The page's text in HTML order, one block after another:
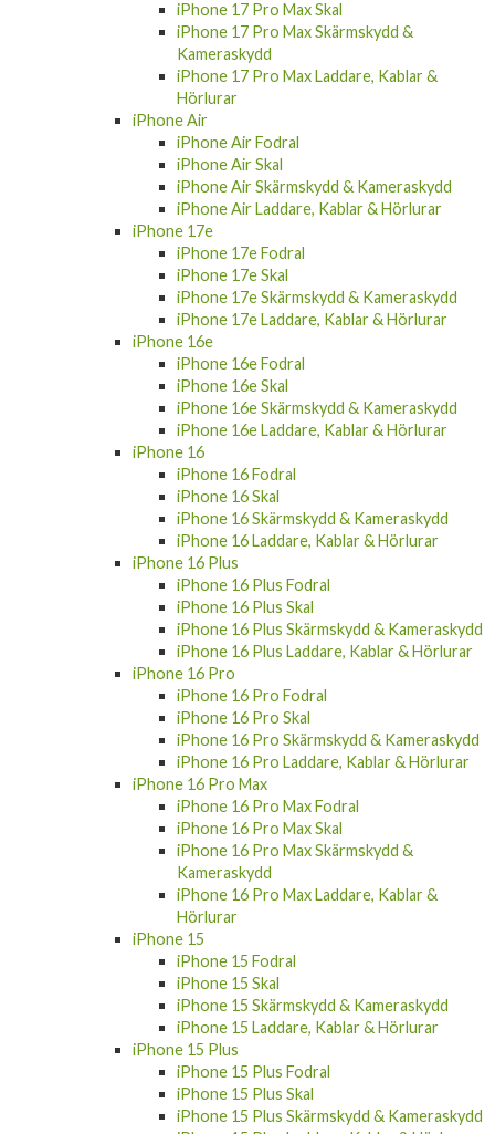
iPhone 17 Pro Max Skal
iPhone 17 Pro Max Skärmskydd &
Kameraskydd
iPhone 17 Pro Max Laddare, Kablar &
Hörlurar
iPhone Air
iPhone Air Fodral
iPhone Air Skal
iPhone Air Skärmskydd & Kameraskydd
iPhone Air Laddare, Kablar & Hörlurar
iPhone 17e
iPhone 17e Fodral
iPhone 17e Skal
iPhone 17e Skärmskydd & Kameraskydd
iPhone 17e Laddare, Kablar & Hörlurar
iPhone 16e
iPhone 16e Fodral
iPhone 16e Skal
iPhone 16e Skärmskydd & Kameraskydd
iPhone 16e Laddare, Kablar & Hörlurar
iPhone 16
iPhone 16 Fodral
iPhone 16 Skal
iPhone 16 Skärmskydd & Kameraskydd
iPhone 16 Laddare, Kablar & Hörlurar
iPhone 16 Plus
iPhone 16 Plus Fodral
iPhone 16 Plus Skal
iPhone 16 Plus Skärmskydd & Kameraskydd
iPhone 16 Plus Laddare, Kablar & Hörlurar
iPhone 16 Pro
iPhone 16 Pro Fodral
iPhone 16 Pro Skal
iPhone 16 Pro Skärmskydd & Kameraskydd
iPhone 16 Pro Laddare, Kablar & Hörlurar
iPhone 16 Pro Max
iPhone 16 Pro Max Fodral
iPhone 16 Pro Max Skal
iPhone 16 Pro Max Skärmskydd &
Kameraskydd
iPhone 16 Pro Max Laddare, Kablar &
Hörlurar
iPhone 15
iPhone 15 Fodral
iPhone 15 Skal
iPhone 15 Skärmskydd & Kameraskydd
iPhone 15 Laddare, Kablar & Hörlurar
iPhone 15 Plus
iPhone 15 Plus Fodral
iPhone 15 Plus Skal
iPhone 15 Plus Skärmskydd & Kameraskydd